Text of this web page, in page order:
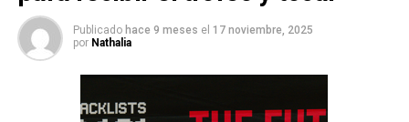
Publicado hace 9 meses el 17 noviembre, 2025
por Nathalia